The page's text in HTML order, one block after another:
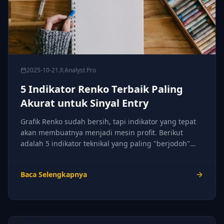
2025-10-21 Analyst Pro
5 Indikator Renko Terbaik Paling
Akurat untuk Sinyal Entry
Grafik Renko sudah bersih, tapi indikator yang tepat
akan membuatnya menjadi mesin profit. Berikut
adalah 5 indikator teknikal yang paling "berjodoh"
Baca Selengkapnya